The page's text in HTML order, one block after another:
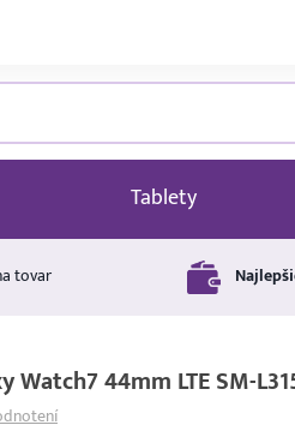
Tablety
tovar
Watch7 44mm LTE SM-